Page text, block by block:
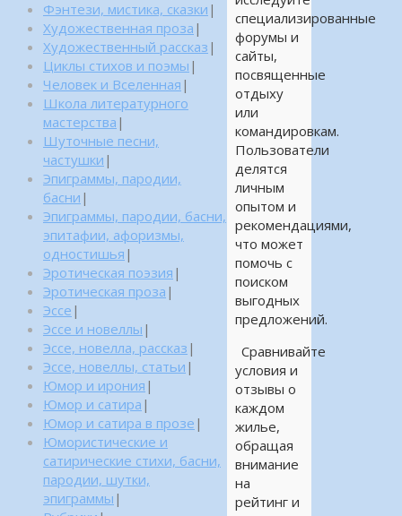
специализированные
форумы и
сайты,
посвященные
отдыху
или
командировкам.
Пользователи
делятся
личным
опытом и
рекомендациями,
что может
помочь с
поиском
выгодных
предложений.
Сравнивайте
условия и
отзывы о
каждом
жилье,
обращая
внимание
на
рейтинг и
Фэнтези, мистика, сказки |
Художественная проза |
Художественный рассказ |
Циклы стихов и поэмы |
Человек и Вселенная |
Школа литературного
мастерства |
Шуточные песни,
частушки |
Эпиграммы, пародии,
басни |
Эпиграммы, пародии, басни,
эпитафии, афоризмы,
одностишья |
Эротическая поэзия |
Эротическая проза |
Эссе |
Эссе и новеллы |
Эссе, новелла, рассказ |
Эссе, новеллы, статьи |
Юмор и ирония |
Юмор и сатира |
Юмор и сатира в прозе |
Юмористические и
сатирические стихи, басни,
пародии, шутки,
эпиграммы |